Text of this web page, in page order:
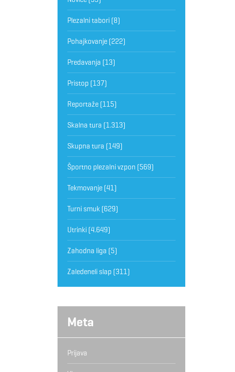
Plezalni tabori(8)
Pohajkovanje(222)
Predavanja (13)
Pristop (137)
Reportaže(115)
Skalna tura (1.313)
Skupna tura (149)
Športno plezalni vzpon (569)
Tekmovanje(41)
Turni smuk(629)
Utrinki(4.649)
Zahodna liga (5)
Zaledeneli slap (311)
Meta
Prijava